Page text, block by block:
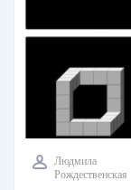
Людмила
Рождественская